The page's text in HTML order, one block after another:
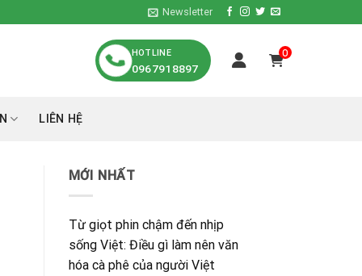
Newsletter
HOTLINE
0967918897
0
LIÊN HỆ
MỚI NHẤT
Từ giọt phin chậm đến nhịp
sống Việt: Điều gì làm nên văn
hóa cà phê của người Việt